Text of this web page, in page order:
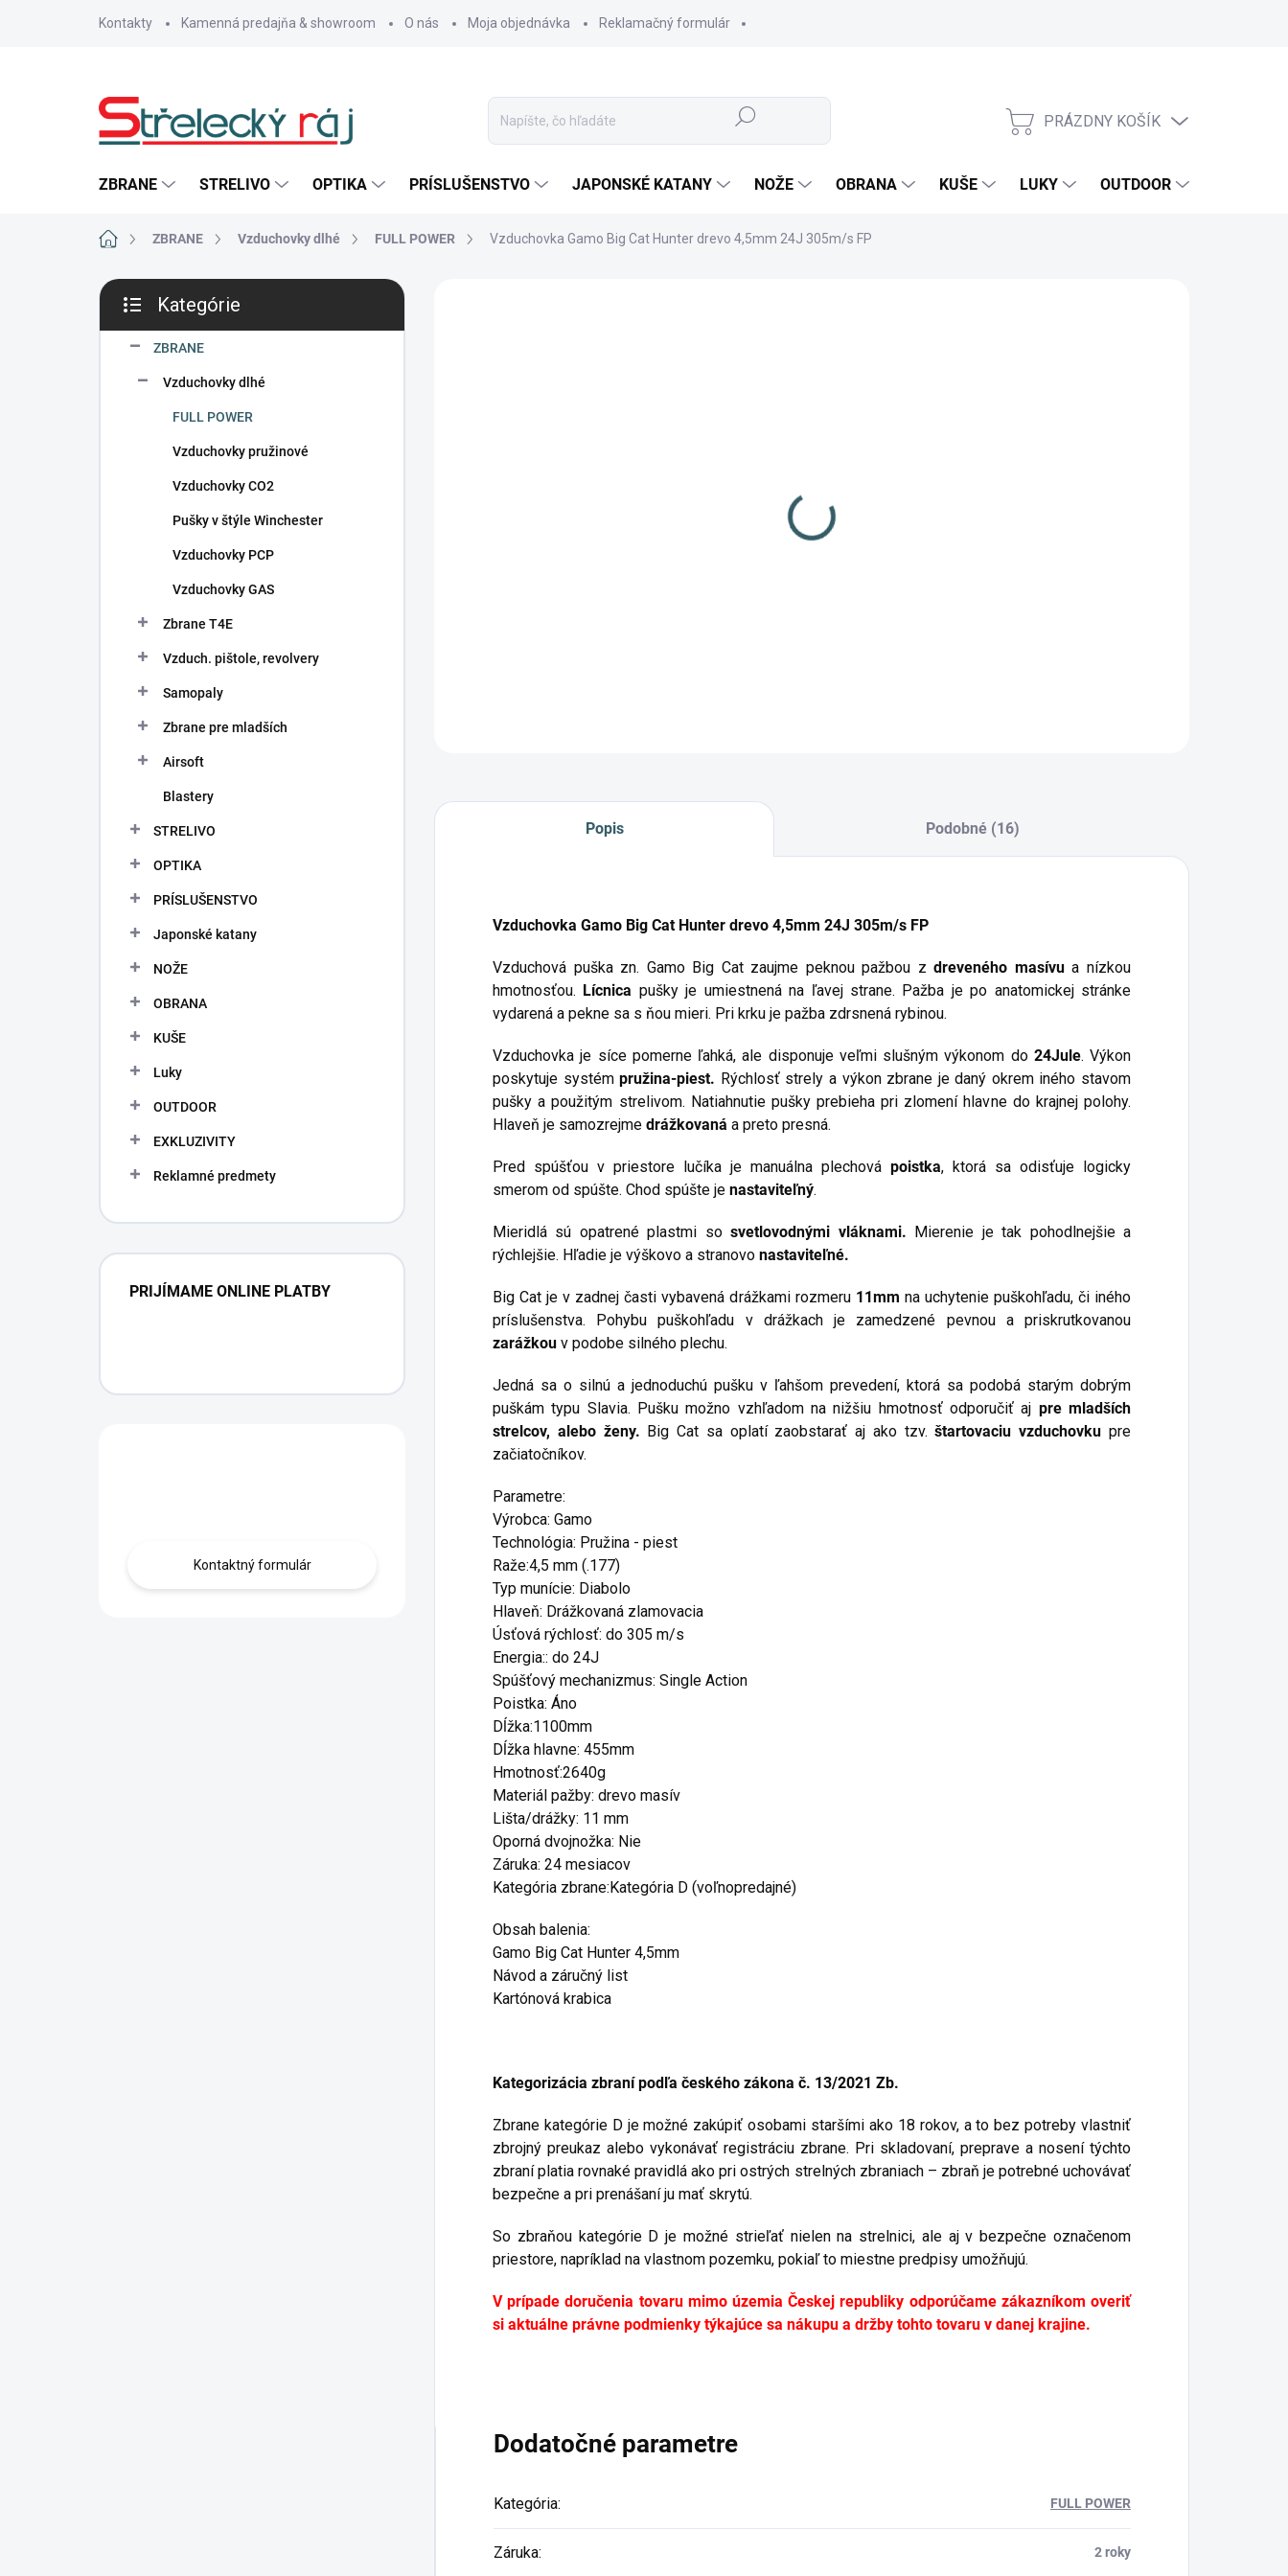
Kontakty Kamenná predajňa & showroom O nás Moja objednávka Reklamačný formulár
Hľadať
NÁKUPNÝ
PRÁZDNY KOŠÍK
ZBRANE STRELIVO OPTIKA PRÍSLUŠENSTVO JAPONSKÉ KATANY NOŽE OBRANA KUŠE LUKY OUTDOOR
DomovZBRANE Vzduchovky dlhé FULL POWER Vzduchovka Gamo Big Cat Hunter drevo 4,5mm 24J 305m/s FP
B
č
kategórie
Kategórie
ZBRANE
Vzduchovky dlhé
FULL POWER
Vzduchovky pružinové
Vzduchovky CO2
Pušky v štýle Winchester
Vzduchovky PCP
Vzduchovky GAS
Zbrane T4E
Vzduch. pištole, revolvery
Samopaly
Zbrane pre mladších
Airsoft
Blastery
STRELIVO
OPTIKA
PRÍSLUŠENSTVO
Japonské katany
NOŽE
OBRANA
KUŠE
Luky
OUTDOOR
EXKLUZIVITY
Reklamné predmety
PRIJÍMAME ONLINE PLATBY
Kontaktný formulár
Popis Podobné (16)
Vzduchovka Gamo Big Cat Hunter drevo 4,5mm 24J 305m/s FP
Vzduchová puška zn. Gamo Big Cat zaujme peknou pažbou zdreveného masívua nízkou
hmotnosťou. Lícnica pušky je umiestnená na ľavej strane. Pažba je po anatomickej stránke
vydarená a pekne sa s ňou mieri. Pri krku je pažba zdrsnená rybinou.
Vzduchovka je síce pomerne ľahká, ale disponuje veľmi slušným výkonom do 24Jule. Výkon
poskytuje systémpružina-piest. Rýchlosť strely a výkon zbrane je daný okrem iného stavom
pušky a použitým strelivom. Natiahnutie pušky prebieha pri zlomení hlavne do krajnej polohy.
Hlaveň je samozrejme drážkovaná a preto presná.
Pred spúšťou v priestore lučíka je manuálna plechová poistka, ktorá sa odisťuje logicky
smerom od spúšte. Chod spúšte je nastaviteľný.
Mieridlá sú opatrené plastmi sosvetlovodnými vláknami. Mierenie je tak pohodlnejšie a
rýchlejšie. Hľadie je výškovo a stranovo nastaviteľné.
Big Cat je v zadnej časti vybavená drážkami rozmeru 11mm na uchytenie puškohľadu, či iného
príslušenstva. Pohybu puškohľadu v drážkach je zamedzené pevnou a priskrutkovanou
zarážkou v podobe silného plechu.
Jedná sa o silnú a jednoduchú pušku v ľahšom prevedení, ktorá sa podobá starým dobrým
puškám typu Slavia. Pušku možno vzhľadom na nižšiu hmotnosť odporučiť aj pre mladších
strelcov, alebo ženy. Big Cat sa oplatí zaobstarať aj ako tzv.štartovaciu vzduchovku pre
začiatočníkov.
Parametre:
Výrobca: Gamo
Technológia: Pružina - piest
Raže:4,5 mm (.177)
Typ munície: Diabolo
Hlaveň: Drážkovaná zlamovacia
Úsťová rýchlosť: do 305 m/s
Energia:: do 24J
Spúšťový mechanizmus: Single Action
Poistka: Áno
Dĺžka:1100mm
Dĺžka hlavne: 455mm
Hmotnosť:2640g
Materiál pažby: drevo masív
Lišta/drážky: 11 mm
Oporná dvojnožka: Nie
Záruka: 24 mesiacov
Kategória zbrane:Kategória D (voľnopredajné)
Obsah balenia:
Gamo Big Cat Hunter 4,5mm
Návod a záručný list
Kartónová krabica
Kategorizácia zbraní podľa českého zákona č. 13/2021 Zb.
Zbrane kategórie D je možné zakúpiť osobami staršími ako 18 rokov, a to bez potreby vlastniť
zbrojný preukaz alebo vykonávať registráciu zbrane. Pri skladovaní, preprave a nosení týchto
zbraní platia rovnaké pravidlá ako pri ostrých strelných zbraniach – zbraň je potrebné uchovávať
bezpečne a pri prenášaní ju mať skrytú.
So zbraňou kategórie D je možné strieľať nielen na strelnici, ale aj v bezpečne označenom
priestore, napríklad na vlastnom pozemku, pokiaľ to miestne predpisy umožňujú.
V prípade doručenia tovaru mimo územia Českej republiky odporúčame zákazníkom overiť
si aktuálne právne podmienky týkajúce sa nákupu a držby tohto tovaru v danej krajine.
Dodatočné parametre
Kategória: FULL POWER
Záruka: 2 roky
Podpora 24/7